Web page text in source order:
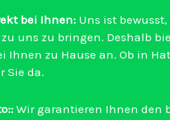
bei Ihnen: Uns ist
uns zu bringen. Deshalb
Ihnen zu Hause an. Ob in
Sie da.
Wir garantieren Ihnen den